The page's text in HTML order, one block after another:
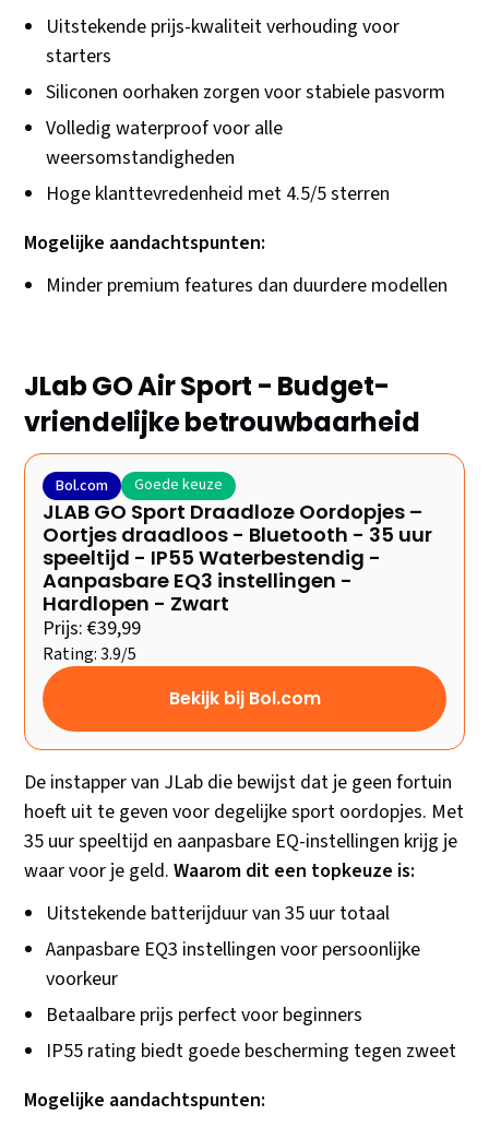
Uitstekende prijs-kwaliteit verhouding voor
starters
Siliconen oorhaken zorgen voor stabiele pasvorm
Volledig waterproof voor alle
weersomstandigheden
Hoge klanttevredenheid met 4.5/5 sterren
Mogelijke aandachtspunten:
Minder premium features dan duurdere modellen
JLab GO Air Sport - Budget-
vriendelijke betrouwbaarheid
Bol.com Goede keuze
JLAB GO Sport Draadloze Oordopjes –
Oortjes draadloos - Bluetooth - 35 uur
speeltijd - IP55 Waterbestendig -
Aanpasbare EQ3 instellingen -
Hardlopen - Zwart
Prijs: €39,99
Rating: 3.9/5
Bekijk bij Bol.com
De instapper van JLab die bewijst dat je geen fortuin
hoeft uit te geven voor degelijke sport oordopjes. Met
35 uur speeltijd en aanpasbare EQ-instellingen krijg je
waar voor je geld.Waarom dit een topkeuze is:
Uitstekende batterijduur van 35 uur totaal
Aanpasbare EQ3 instellingen voor persoonlijke
voorkeur
Betaalbare prijs perfect voor beginners
IP55 rating biedt goede bescherming tegen zweet
Mogelijke aandachtspunten: